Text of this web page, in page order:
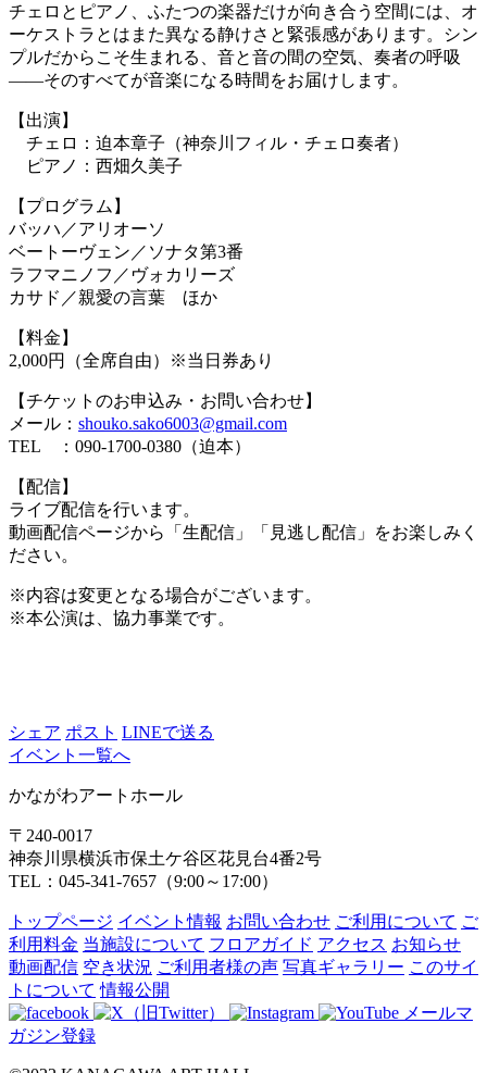
チェロとピアノ、ふたつの楽器だけが向き合う空間には、オ
ーケストラとはまた異なる静けさと緊張感があります。シン
プルだからこそ生まれる、音と音の間の空気、奏者の呼吸
――そのすべてが音楽になる時間をお届けします。
【出演】
チェロ：迫本章子（神奈川フィル・チェロ奏者）
ピアノ：西畑久美子
【プログラム】
バッハ／アリオーソ
ベートーヴェン／ソナタ第3番
ラフマニノフ／ヴォカリーズ
カサド／親愛の言葉 ほか
【料金】
2,000円（全席自由）※当日券あり
【チケットのお申込み・お問い合わせ】
メール： shouko.sako6003@gmail.com
TEL ：090-1700-0380（迫本）
【配信】
ライブ配信を行います。
動画配信ページから「生配信」「見逃し配信」をお楽しみく
ださい。
※内容は変更となる場合がございます。
※本公演は、協力事業です。
シェア ポスト LINEで送る
イベント一覧へ
かながわアートホール
〒240-0017
神奈川県横浜市保土ケ谷区花見台4番2号
TEL：045-341-7657（9:00～17:00）
トップページ イベント情報 お問い合わせ ご利用について ご
利用料金 当施設について フロアガイド アクセス お知らせ
動画配信 空き状況 ご利用者様の声 写真ギャラリー このサイ
トについて 情報公開
メールマ
ガジン登録